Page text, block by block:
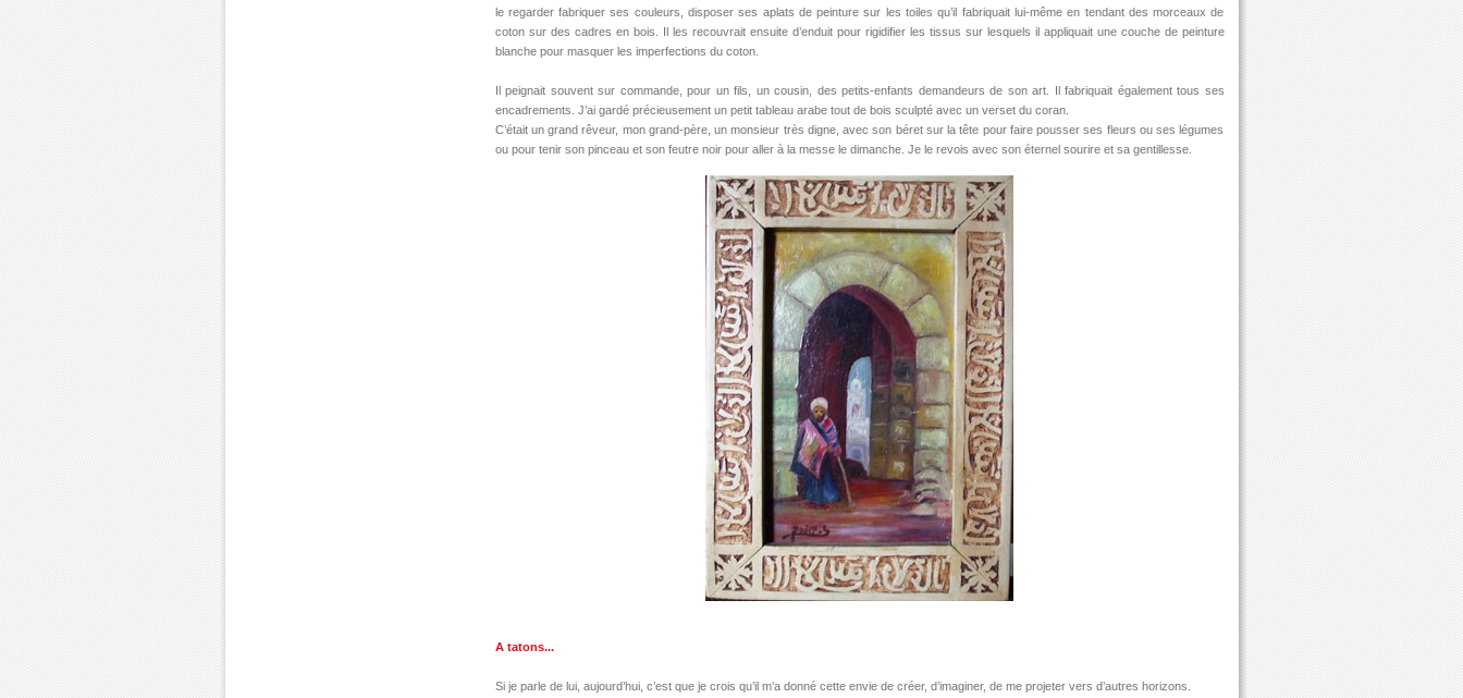
le regarder fabriquer ses couleurs, disposer ses aplats de peinture sur les toiles qu’il fabriquait lui-même en tendant des morceaux de
coton sur des cadres en bois. Il les recouvrait ensuite d’enduit pour rigidifier les tissus sur lesquels il appliquait une couche de peinture
blanche pour masquer les imperfections du coton.
Il peignait souvent sur commande, pour un fils, un cousin, des petits-enfants demandeurs de son art. Il fabriquait également tous ses
encadrements. J’ai gardé précieusement un petit tableau arabe tout de bois sculpté avec un verset du coran.
C’était un grand rêveur, mon grand-père, un monsieur très digne, avec son béret sur la tête pour faire pousser ses fleurs ou ses légumes
ou pour tenir son pinceau et son feutre noir pour aller à la messe le dimanche. Je le revois avec son éternel sourire et sa gentillesse.
A tatons...
Si je parle de lui, aujourd’hui, c’est que je crois qu’il m’a donné cette envie de créer, d’imaginer, de me projeter vers d’autres horizons.